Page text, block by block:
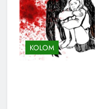
KOLOM